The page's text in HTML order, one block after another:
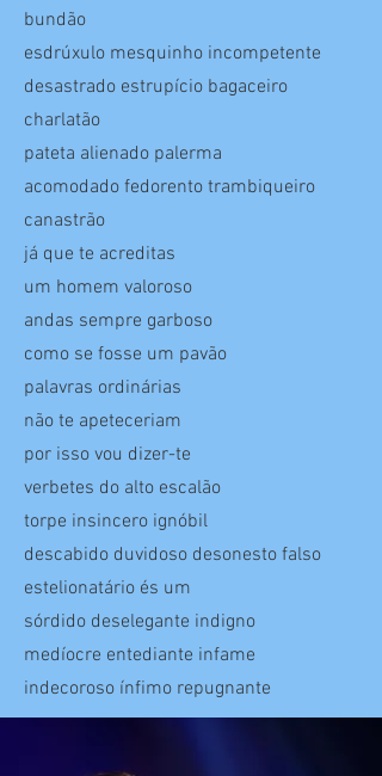
bundão
esdrúxulo mesquinho incompetente
desastrado estrupício bagaceiro
charlatão
pateta alienado palerma
acomodado fedorento trambiqueiro
canastrão
já que te acreditas
um homem valoroso
andas sempre garboso
como se fosse um pavão
palavras ordinárias
não te apeteceriam
por isso vou dizer-te
verbetes do alto escalão
torpe insincero ignóbil
descabido duvidoso desonesto falso
estelionatário és um
sórdido deselegante indigno
medíocre entediante infame
indecoroso ínfimo repugnante